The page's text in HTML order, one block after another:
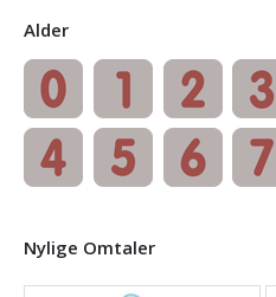
Alder
Nylige Omtaler